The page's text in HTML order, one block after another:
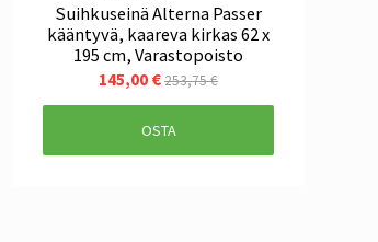
Suihkuseinä Alterna Passer
kääntyvä, kaareva kirkas 62 x
195 cm, Varastopoisto
145,00 €253,75 €
OSTA